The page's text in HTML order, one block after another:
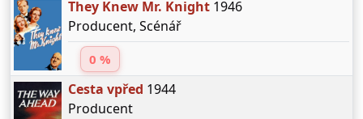
They Knew Mr. Knight1946
Producent, Scénář
0 %
Cesta vpřed 1944
Producent